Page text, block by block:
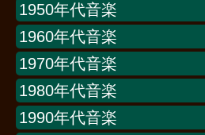
1950年代音楽
1960年代音楽
1970年代音楽
1980年代音楽
1990年代音楽